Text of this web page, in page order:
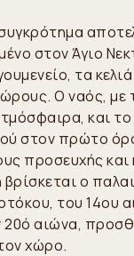
στον Άγιο
τα
Ο ναός, με
και
στον πρώτο
προσευχής και
ο
του 14ου
20ό αιώνα,
χώρο.